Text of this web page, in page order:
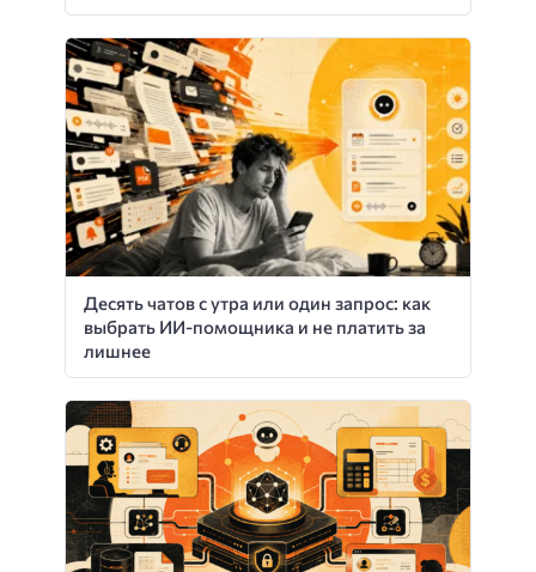
Десять чатов с утра или один запрос: как
выбрать ИИ-помощника и не платить за
лишнее